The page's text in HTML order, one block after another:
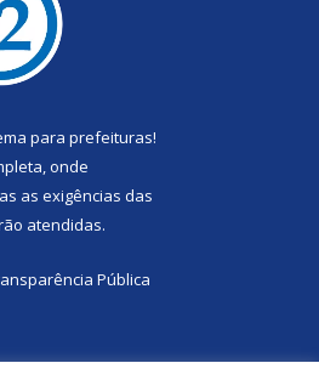
para prefeituras!
onde
as exigências das
atendidas.
Pública